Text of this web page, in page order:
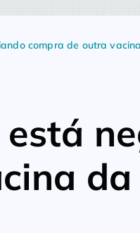
compra de outra